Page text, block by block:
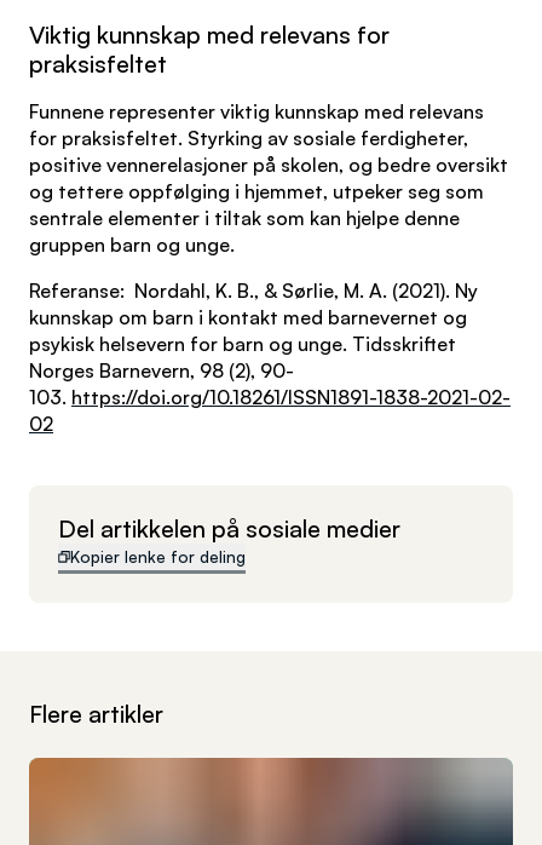
Viktig kunnskap med relevans for
praksisfeltet
Funnene representer viktig kunnskap med relevans
for praksisfeltet. Styrking av sosiale ferdigheter,
positive vennerelasjoner på skolen, og bedre oversikt
og tettere oppfølging i hjemmet, utpeker seg som
sentrale elementer i tiltak som kan hjelpe denne
gruppen barn og unge.
Referanse: Nordahl, K. B., & Sørlie, M. A. (2021). Ny
kunnskap om barn i kontakt med barnevernet og
psykisk helsevern for barn og unge. Tidsskriftet
Norges Barnevern, 98 (2), 90-
103. https://doi.org/10.18261/ISSN1891-1838-2021-02-
02
Del artikkelen på sosiale medier
Kopier lenke for deling
Flere artikler